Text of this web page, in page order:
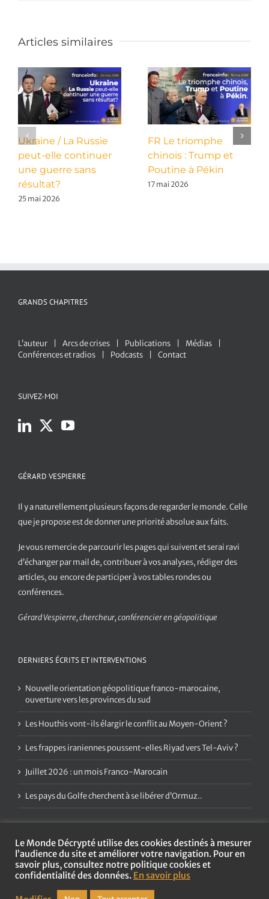
Articles similaires
Ukraine / La Russie
peut-elle continuer
une guerre sans
résultat?
25 mai 2026
FR Le triomphe
chinois : Trump et
Poutine à Pékin
17 mai 2026
GRANDS CHAPITRES
L’auteur Arcs de crises Publications
Médias
Conférences et radios
Podcasts Contact
SUIVEZ-MOI
GÉRARD VESPIERRE
Il y a naturellement plusieurs façons de regarder le monde. Celle
que je propose est de donner une priorité absolue aux faits.
Je vous remercie de parcourir les pages qui suivent et serai ravi
d’échanger par mail de, contribuer à vos analyses, rédiger des
articles, ou encore de participer à vos tables rondes ou
conférences.
Gérard Vespierre, chercheur, conférencier en géopolitique
DERNIERS ÉCRITS ET INTERVENTIONS
Nouvelle orientation géopolitique franco-marocaine,
ouverture vers les provinces du sud
Les Houthis vont-ils élargir le conflit au Moyen-Orient ?
Les frappes iraniennes poussent-elles Riyad vers Tel-Aviv ?
Juillet 2026 : un mois Franco-Marocain
Les pays du Golfe cherchent à se libérer d’Ormuz..
Copyright2026 Le Monde Décrypté | Tous droits réservés |
légales et politique de confidentialité
Le Monde Décrypté utilise des cookies destinés à mesurer
l’audience du site et améliorer votre navigation. Pour en
savoir plus, consultez notre politique cookies et
confidentialité des données. En savoir plus